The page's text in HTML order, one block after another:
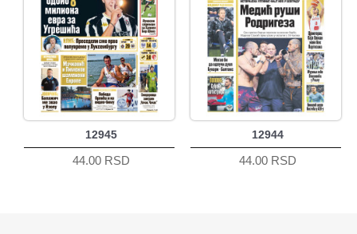
12945
44.00 RSD
12944
44.00 RSD